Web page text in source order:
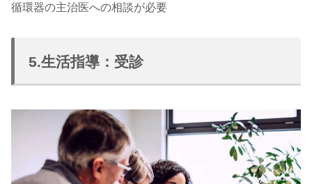
循環器の主治医への相談が必要
5.生活指導：受診